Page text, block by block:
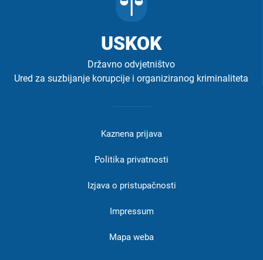
USKOK
Državno odvjetništvo
Ured za suzbijanje korupcije i organiziranog kriminaliteta
Kaznena prijava
Politika privatnosti
Izjava o pristupačnosti
Impressum
Mapa weba